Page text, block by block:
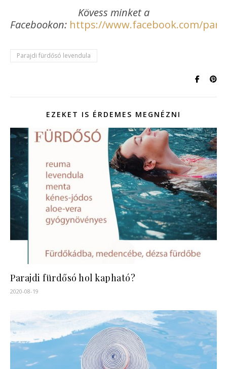
Kövess minket a
Facebookon: https://www.facebook.com/
Parajdi fürdősó levendula
EZEKET IS ÉRDEMES MEGNÉZNI
Parajdi fürdősó hol kapható?
2020-08-19